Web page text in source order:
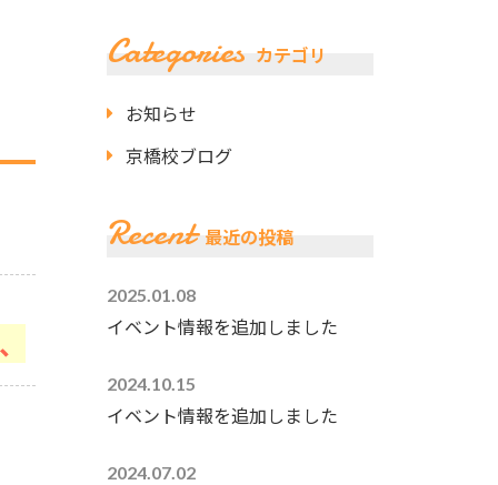
Categories カテゴリ
お知らせ
京橋校ブログ
Recent 最近の投稿
2025.01.08
イベント情報を追加しました
2024.10.15
イベント情報を追加しました
2024.07.02